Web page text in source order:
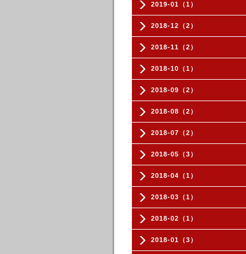
2019-01（1）
2018-12（2）
2018-11（2）
2018-10（1）
2018-09（2）
2018-08（2）
2018-07（2）
2018-05（3）
2018-04（1）
2018-03（1）
2018-02（1）
2018-01（3）